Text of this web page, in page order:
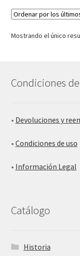
Mostrando el único
Condiciones
• Devoluciones y
• Condiciones de uso
• Información Legal
Catálogo
Historia